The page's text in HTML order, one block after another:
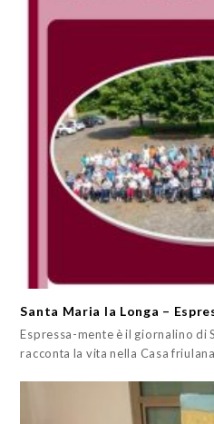
Santa Maria la Longa –
Espressa-mente è il giornalino di
racconta la vita nella Casa